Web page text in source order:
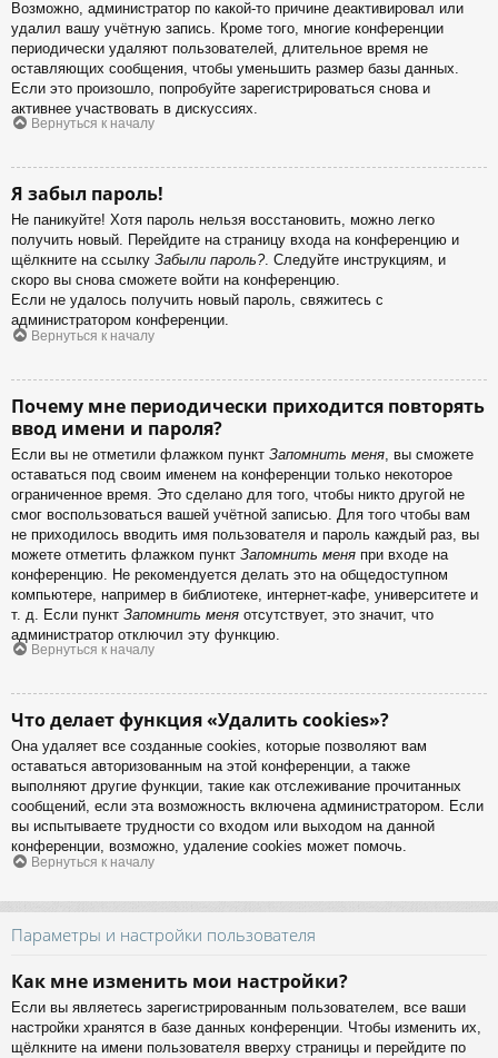
Возможно, администратор по какой-то причине деактивировал или
удалил вашу учётную запись. Кроме того, многие конференции
периодически удаляют пользователей, длительное время не
оставляющих сообщения, чтобы уменьшить размер базы данных.
Если это произошло, попробуйте зарегистрироваться снова и
активнее участвовать в дискуссиях.
Вернуться к началу
Я забыл пароль!
Не паникуйте! Хотя пароль нельзя восстановить, можно легко
получить новый. Перейдите на страницу входа на конференцию и
щёлкните на ссылку Забыли пароль?. Следуйте инструкциям, и
скоро вы снова сможете войти на конференцию.
Если не удалось получить новый пароль, свяжитесь с
администратором конференции.
Вернуться к началу
Почему мне периодически приходится повторять
ввод имени и пароля?
Если вы не отметили флажком пункт Запомнить меня , вы сможете
оставаться под своим именем на конференции только некоторое
ограниченное время. Это сделано для того, чтобы никто другой не
смог воспользоваться вашей учётной записью. Для того чтобы вам
не приходилось вводить имя пользователя и пароль каждый раз, вы
можете отметить флажком пункт Запомнить меня при входе на
конференцию. Не рекомендуется делать это на общедоступном
компьютере, например в библиотеке, интернет-кафе, университете и
т. д. Если пункт Запомнить меня отсутствует, это значит, что
администратор отключил эту функцию.
Вернуться к началу
Что делает функция «Удалить cookies»?
Она удаляет все созданные cookies, которые позволяют вам
оставаться авторизованным на этой конференции, а также
выполняют другие функции, такие как отслеживание прочитанных
сообщений, если эта возможность включена администратором. Если
вы испытываете трудности со входом или выходом на данной
конференции, возможно, удаление cookies может помочь.
Вернуться к началу
Параметры и настройки пользователя
Как мне изменить мои настройки?
Если вы являетесь зарегистрированным пользователем, все ваши
настройки хранятся в базе данных конференции. Чтобы изменить их,
щёлкните на имени пользователя вверху страницы и перейдите по